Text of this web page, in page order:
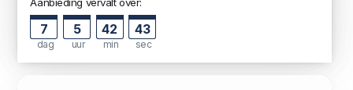
Aanbieding vervalt over:
7
dag
5
uur
42
min
42
sec